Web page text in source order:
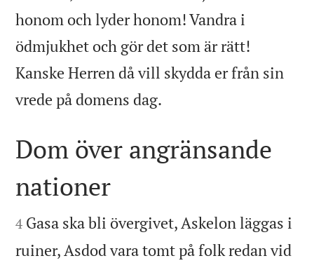
honom och lyder honom! Vandra i
ödmjukhet och gör det som är rätt!
Kanske Herren då vill skydda er från sin
vrede på domens dag.

Dom över angränsande
nationer

4 Gasa ska bli övergivet, Askelon läggas i
ruiner, Asdod vara tomt på folk redan vid